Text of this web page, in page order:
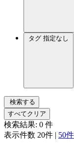
タグ 指定なし
検索する
すべてクリア
検索結果: 0 件
表示件数 20件 | 50件